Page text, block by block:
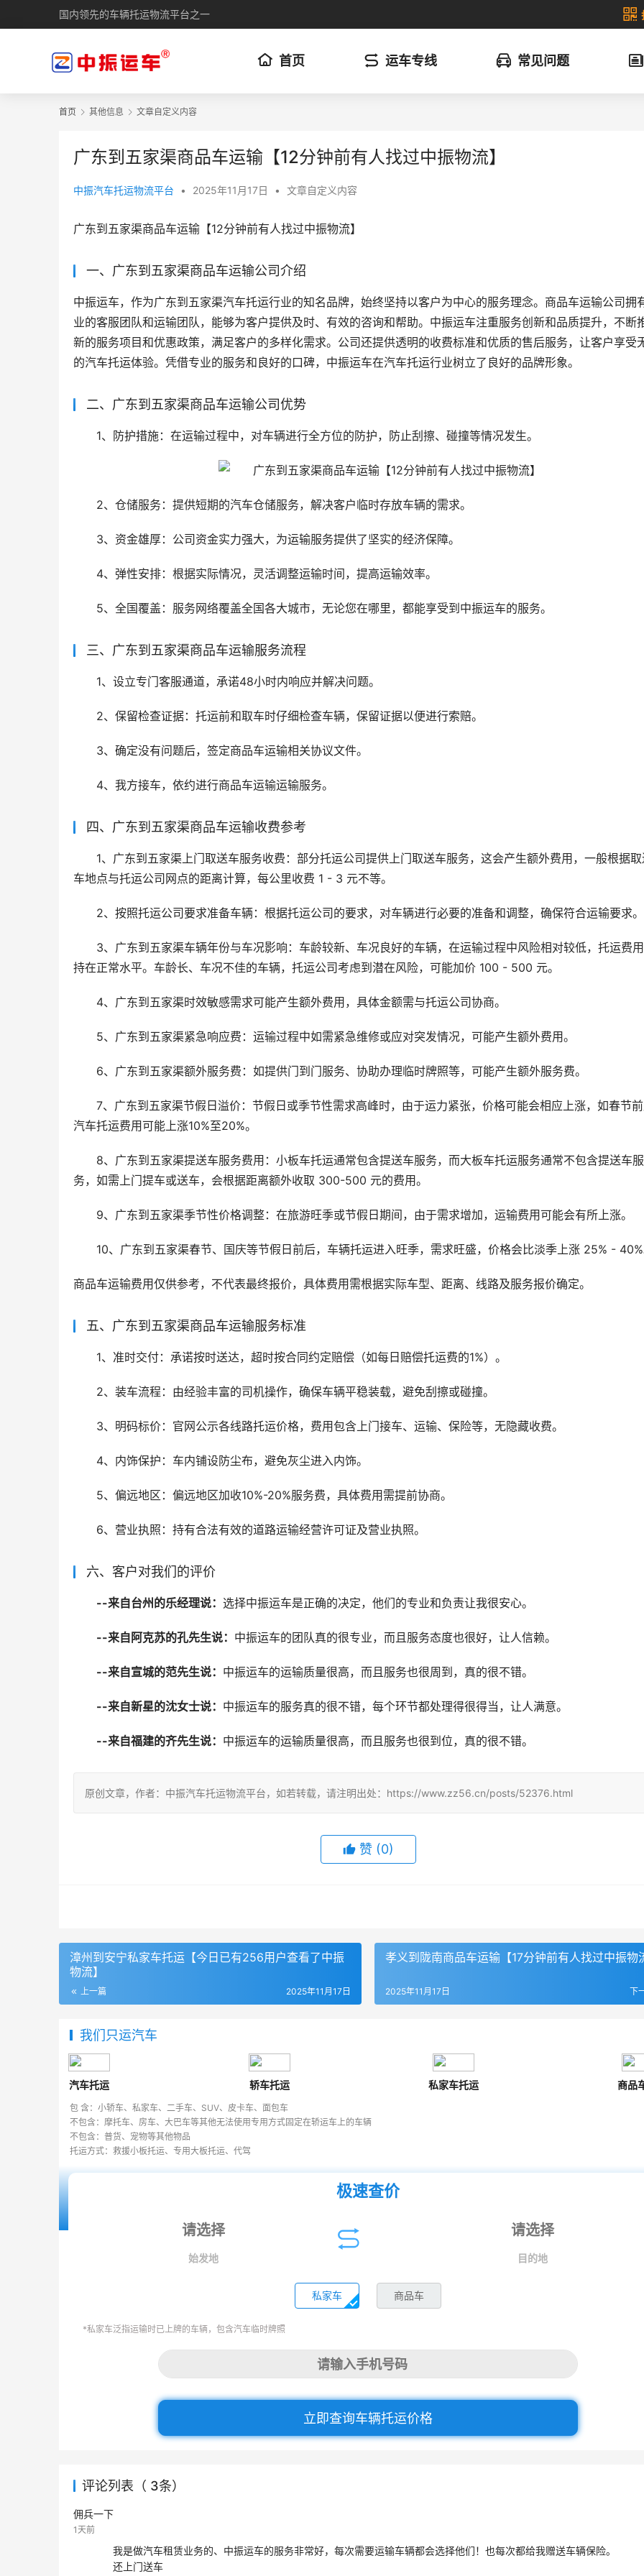
国内领先的车辆托运物流平台之一
首页 运车专线 常见问题
首页 其他信息 文章自定义内容
广东到五家渠商品车运输【12分钟前有人找过中振物流】
中振汽车托运物流平台 • 2025年11月17日 • 文章自定义内容
广东到五家渠商品车运输【12分钟前有人找过中振物流】
一、广东到五家渠商品车运输公司介绍
中振运车，作为广东到五家渠汽车托运行业的知名品牌，始终坚持以客户为中心的服务理念。商品车运输公司拥
业的客服团队和运输团队，能够为客户提供及时、有效的咨询和帮助。中振运车注重服务创新和品质提升，不断
新的服务项目和优惠政策，满足客户的多样化需求。公司还提供透明的收费标准和优质的售后服务，让客户享受
的汽车托运体验。凭借专业的服务和良好的口碑，中振运车在汽车托运行业树立了良好的品牌形象。
二、广东到五家渠商品车运输公司优势
1、防护措施：在运输过程中，对车辆进行全方位的防护，防止刮擦、碰撞等情况发生。
2、仓储服务：提供短期的汽车仓储服务，解决客户临时存放车辆的需求。
3、资金雄厚：公司资金实力强大，为运输服务提供了坚实的经济保障。
4、弹性安排：根据实际情况，灵活调整运输时间，提高运输效率。
5、全国覆盖：服务网络覆盖全国各大城市，无论您在哪里，都能享受到中振运车的服务。
三、广东到五家渠商品车运输服务流程
1、设立专门客服通道，承诺48小时内响应并解决问题。
2、保留检查证据：托运前和取车时仔细检查车辆，保留证据以便进行索赔。
3、确定没有问题后，签定商品车运输相关协议文件。
4、我方接车，依约进行商品车运输运输服务。
四、广东到五家渠商品车运输收费参考
1、广东到五家渠上门取送车服务收费：部分托运公司提供上门取送车服务，这会产生额外费用，一般根据
车地点与托运公司网点的距离计算，每公里收费 1 - 3 元不等。
2、按照托运公司要求准备车辆：根据托运公司的要求，对车辆进行必要的准备和调整，确保符合运输要求。
3、广东到五家渠车辆年份与车况影响：车龄较新、车况良好的车辆，在运输过程中风险相对较低，托运费
持在正常水平。车龄长、车况不佳的车辆，托运公司考虑到潜在风险，可能加价 100 - 500 元。
4、广东到五家渠时效敏感需求可能产生额外费用，具体金额需与托运公司协商。
5、广东到五家渠紧急响应费：运输过程中如需紧急维修或应对突发情况，可能产生额外费用。
6、广东到五家渠额外服务费：如提供门到门服务、协助办理临时牌照等，可能产生额外服务费。
7、广东到五家渠节假日溢价：节假日或季节性需求高峰时，由于运力紧张，价格可能会相应上涨，如春节
汽车托运费用可能上涨10%至20%。
8、广东到五家渠提送车服务费用：小板车托运通常包含提送车服务，而大板车托运服务通常不包含提送车服
务，如需上门提车或送车，会根据距离额外收取 300-500 元的费用。
9、广东到五家渠季节性价格调整：在旅游旺季或节假日期间，由于需求增加，运输费用可能会有所上涨。
10、广东到五家渠春节、国庆等节假日前后，车辆托运进入旺季，需求旺盛，价格会比淡季上涨 25% -
商品车运输费用仅供参考，不代表最终报价，具体费用需根据实际车型、距离、线路及服务报价确定。
五、广东到五家渠商品车运输服务标准
1、准时交付：承诺按时送达，超时按合同约定赔偿（如每日赔偿托运费的1%）。
2、装车流程：由经验丰富的司机操作，确保车辆平稳装载，避免刮擦或碰撞。
3、明码标价：官网公示各线路托运价格，费用包含上门接车、运输、保险等，无隐藏收费。
4、内饰保护：车内铺设防尘布，避免灰尘进入内饰。
5、偏远地区：偏远地区加收10%-20%服务费，具体费用需提前协商。
6、营业执照：持有合法有效的道路运输经营许可证及营业执照。
六、客户对我们的评价
--来自台州的乐经理说： 选择中振运车是正确的决定，他们的专业和负责让我很安心。
--来自阿克苏的孔先生说： 中振运车的团队真的很专业，而且服务态度也很好，让人信赖。
--来自宣城的范先生说： 中振运车的运输质量很高，而且服务也很周到，真的很不错。
--来自新星的沈女士说： 中振运车的服务真的很不错，每个环节都处理得很得当，让人满意。
--来自福建的齐先生说： 中振运车的运输质量很高，而且服务也很到位，真的很不错。
原创文章，作者：中振汽车托运物流平台，如若转载，请注明出处：https://www.zz56.cn/posts/52376.html
赞 (0)
漳州到安宁私家车托运【今日已有256用户查看了中振
物流】
上一篇 2025年11月17日
孝义到陇南商品车运输【17分钟前有人找过中振物
下
2025年11月17日
我们只运汽车
汽车托运 轿车托运 私家车托运 商品
包 含：小轿车、私家车、二手车、SUV、皮卡车、面包车
不包含：摩托车、房车、大巴车等其他无法使用专用方式固定在轿运车上的车辆
不包含：普货、宠物等其他物品
托运方式：救援小板托运、专用大板托运、代驾
极速查价
始发地 目的地
私家车 商品车
*私家车泛指运输时已上牌的车辆，包含汽车临时牌照
立即查询车辆托运价格
评论列表（ 3条）
佣兵一下
1天前
我是做汽车租赁业务的、中振运车的服务非常好，每次需要运输车辆都会选择他们！也每次都给我赠送车辆保险。
还上门送车